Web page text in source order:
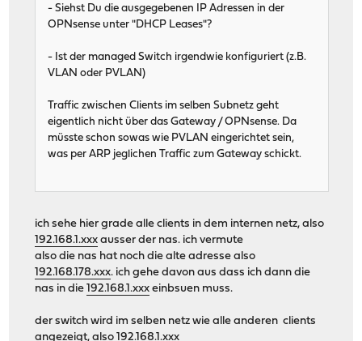
- Siehst Du die ausgegebenen IP Adressen in der
OPNsense unter "DHCP Leases"?
- Ist der managed Switch irgendwie konfiguriert (z.B.
VLAN oder PVLAN)
Traffic zwischen Clients im selben Subnetz geht
eigentlich nicht über das Gateway / OPNsense. Da
müsste schon sowas wie PVLAN eingerichtet sein,
was per ARP jeglichen Traffic zum Gateway schickt.
ich sehe hier grade alle clients in dem internen netz, also
192.168.1.xxx ausser der nas. ich vermute
also die nas hat noch die alte adresse also
192.168.178.xxx. ich gehe davon aus dass ich dann die
nas in die192.168.1.xxx einbsuen muss.
der switch wird im selben netz wie alle anderen clients
angezeigt, also192.168.1.xxx